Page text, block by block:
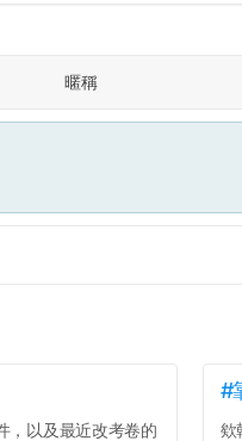
暱稱
，以及最近改考卷的
#
欸